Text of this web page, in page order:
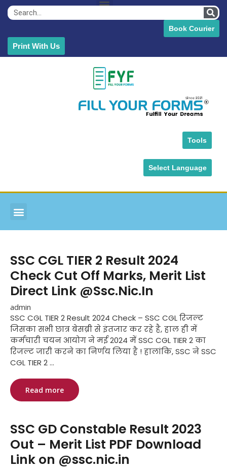
Book Courier
Print With Us
Tools
Select Language
SSC CGL TIER 2 Result 2024
Check Cut Off Marks, Merit List
Direct Link @Ssc.Nic.In
admin
SSC CGL TIER 2 Result 2024 Check – SSC CGL रिजल्ट
जिसका सभी छात्र बेसब्री से इंतजार कर रहे है, हाल ही में
कर्मचारी चयन आयोग ने मई 2024 में SSC CGL TIER 2 का
रिजल्ट जारी करने का निर्णय लिया है ! हालांकि, SSC ने SSC
CGL TIER 2 ...
Read more
SSC GD Constable Result 2023
Out – Merit List PDF Download
Link on @ssc.nic.in